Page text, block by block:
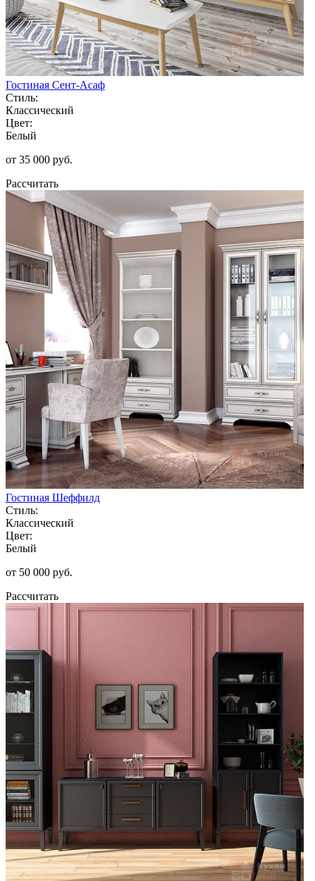
Гостиная Сент-Асаф
Стиль:
Классический
Цвет:
Белый
от 35 000 руб.
Рассчитать
Гостиная Шеффилд
Стиль:
Классический
Цвет:
Белый
от 50 000 руб.
Рассчитать